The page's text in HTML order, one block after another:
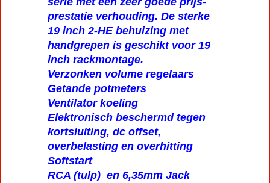
prestatie verhouding. De sterke
19 inch 2-HE behuizing met
handgrepen is geschikt voor 19
inch rackmontage.
Verzonken volume regelaars
Getande potmeters
Ventilator koeling
Elektronisch beschermd tegen
kortsluiting, dc offset,
overbelasting en overhitting
Softstart
RCA (tulp) en 6,35mm Jack